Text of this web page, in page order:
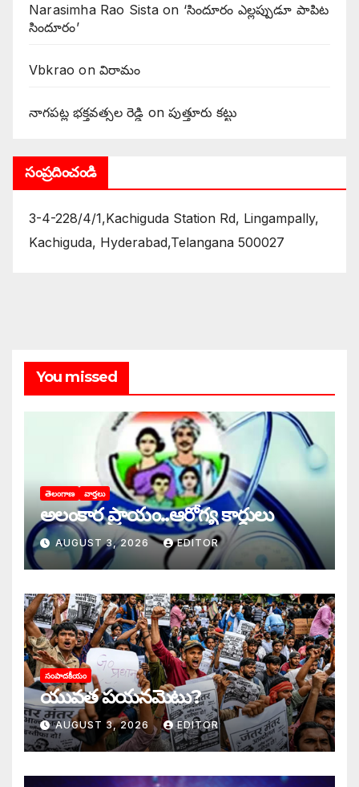
Narasimha Rao Sistaon ‘సిందూరం ఎల్లప్పుడూ పాపిట
సిందూరం’
Vbkrao onవిరామం
నాగపట్ల భక్తవత్సల రెడ్డి onపుత్తూరు కట్టు
సంప్రదించండి
3-4-228/4/1,Kachiguda Station Rd, Lingampally,
Kachiguda, Hyderabad,Telangana 500027
You missed
తెలంగాణ వార్తలు
అలంకార ప్రాయం..ఆరోగ్య కార్డులు
AUGUST 3, 2026 EDITOR
సంపాదకీయం
యువత పయనమెటు?
AUGUST 3, 2026 EDITOR